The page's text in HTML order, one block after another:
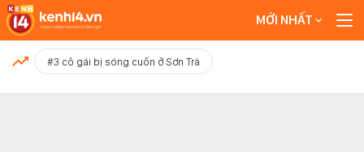
MỚI NHẤT
MỚI NHẤT
#3 cô gái bị sóng cuốn ở Sơn Trà